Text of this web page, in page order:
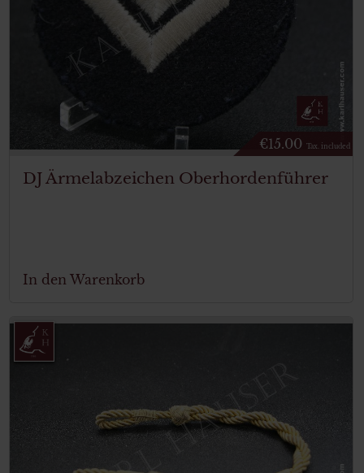
€15.00 Tax. included
DJ Ärmelabzeichen Oberhordenführer
In den Warenkorb